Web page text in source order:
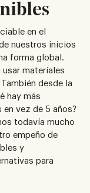
en el
nuestros inicios
forma global.
materiales
desde la
hay más
vez de 5 años?
todavía mucho
empeño de
y
para